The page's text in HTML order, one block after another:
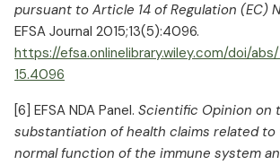
pursuant to Article 14 of Regulation (EC)
EFSA Journal 2015;13(5):4096.
https://efsa.onlinelibrary.wiley.com/doi/
15.4096
[6] EFSA NDA Panel. Scientific Opinion on
substantiation of health claims related to
normal function of the immune system